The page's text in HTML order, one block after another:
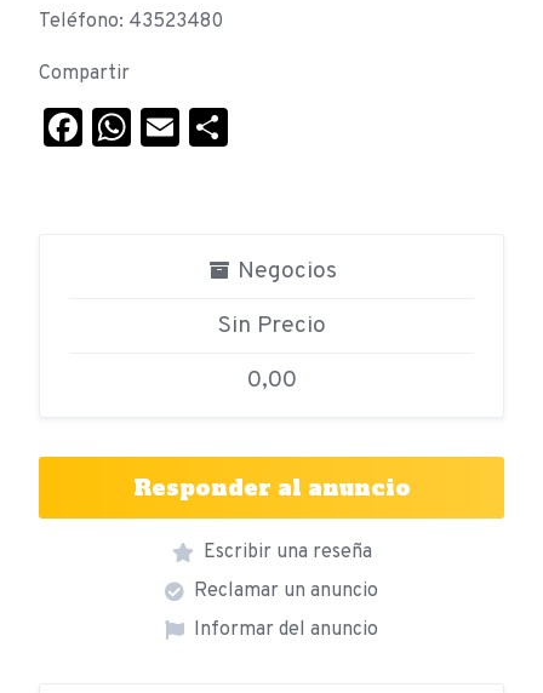
Teléfono: 43523480
Compartir
Facebook
WhatsApp
Email
Negocios
Sin Precio
0,00
Responder al anuncio
Escribir una reseña
Reclamar un anuncio
Informar del anuncio